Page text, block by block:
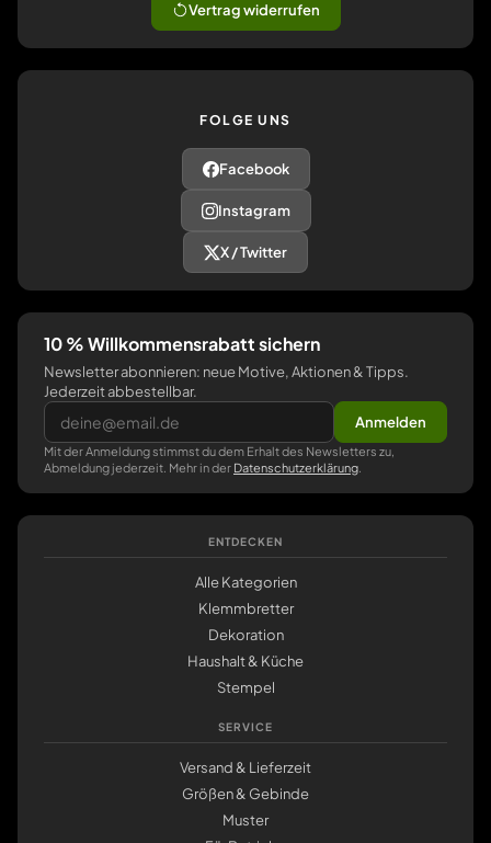
Vertrag widerrufen
FOLGE UNS
Facebook
Instagram
X / Twitter
10 % Willkommensrabatt sichern
Newsletter abonnieren: neue Motive, Aktionen & Tipps.
Jederzeit abbestellbar.
Anmelden
Mit der Anmeldung stimmst du dem Erhalt des Newsletters zu,
Abmeldung jederzeit. Mehr in der Datenschutzerklärung
ENTDECKEN
Alle Kategorien
Klemmbretter
Dekoration
Haushalt & Küche
Stempel
SERVICE
Versand & Lieferzeit
Größen & Gebinde
Muster